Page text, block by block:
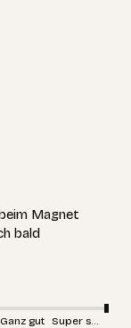
Magnet
bald
Ganz gut Super spannend